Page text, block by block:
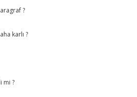
?
karlı ?
mi ?